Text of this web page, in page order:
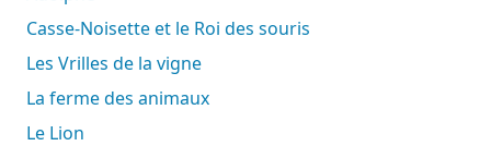
Casse-Noisette et le Roi des souris
Les Vrilles de la vigne
La ferme des animaux
Le Lion